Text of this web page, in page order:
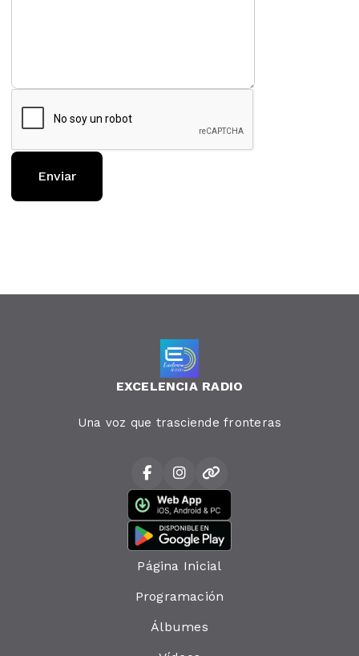
Enviar
EXCELENCIA RADIO
Una voz que trasciende fronteras
Página Inicial
Programación
Álbumes